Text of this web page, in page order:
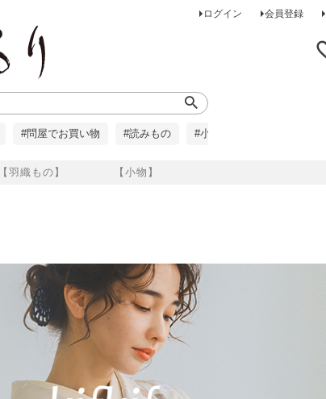
ログイン 会員登録
【羽織もの】 【小物】
#問屋でお買い物 #読みもの #小柄な方に